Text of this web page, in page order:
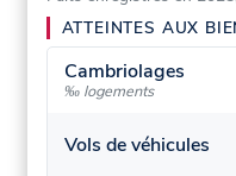
ATTEINTES AUX
Cambriolages
‰ logements
Vols de véhicules